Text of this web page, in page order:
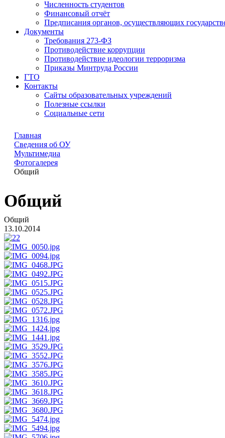
Численность студентов
Финансовый отчёт
Предписания органов, осуществляющих
Документы
Требования 273-ФЗ
Противодействие коррупции
Противодействие идеологии терроризма
Приказы Минтруда России
ГТО
Контакты
Сайты образовательных учреждений
Полезные ссылки
Социальные сети
Главная
Сведения об ОУ
Мультимедиа
Фотогалерея
Общий
Общий
Общий
13.10.2014